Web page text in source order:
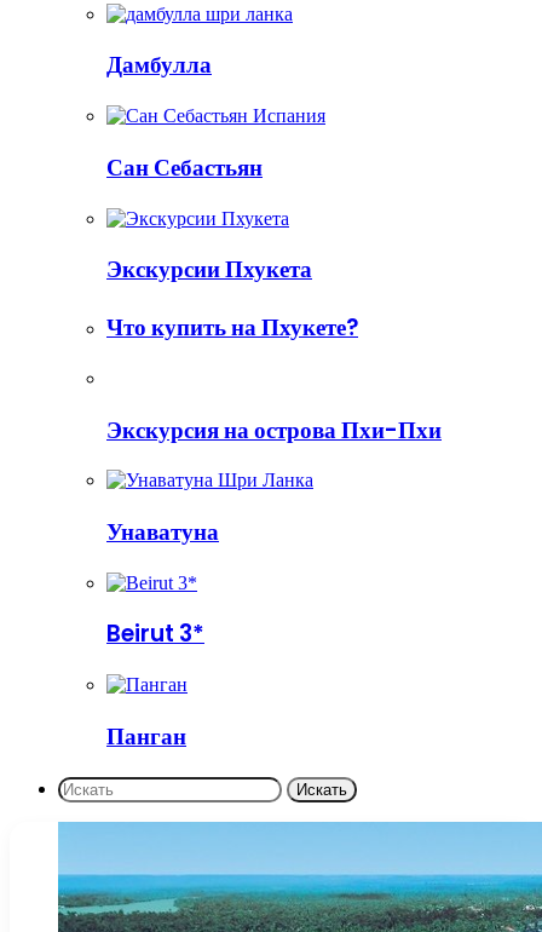
Дамбулла
Сан Себастьян
Экскурсии Пхукета
Что купить на Пхукете?
Экскурсия на острова Пхи-Пхи
Унаватуна
Beirut 3*
Панган
Искать